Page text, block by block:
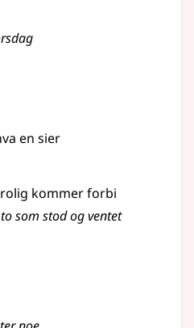
en sier
kommer forbi
som stod og ventet